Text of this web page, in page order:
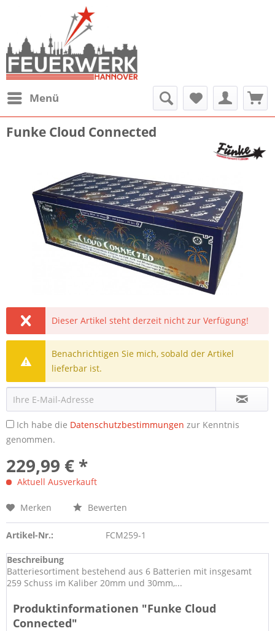
Menü
Funke Cloud Connected
Dieser Artikel steht derzeit nicht zur Verfügung!
Benachrichtigen Sie mich, sobald der Artikel
lieferbar ist.
Ich habe die Datenschutzbestimmungen zur Kenntnis
genommen.
229,99 € *
Aktuell Ausverkauft
Merken Bewerten
Artikel-Nr.: FCM259-1
Beschreibung
Batteriesortiment bestehend aus 6 Batterien mit insgesamt
259 Schuss im Kaliber 20mm und 30mm,...
Produktinformationen "Funke Cloud
Connected"